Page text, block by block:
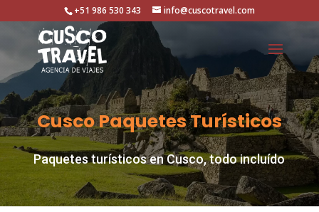
+51 986 530 343 info@cuscotravel.com
Cusco Paquetes Turísticos
Paquetes turísticos en Cusco, todo incluído